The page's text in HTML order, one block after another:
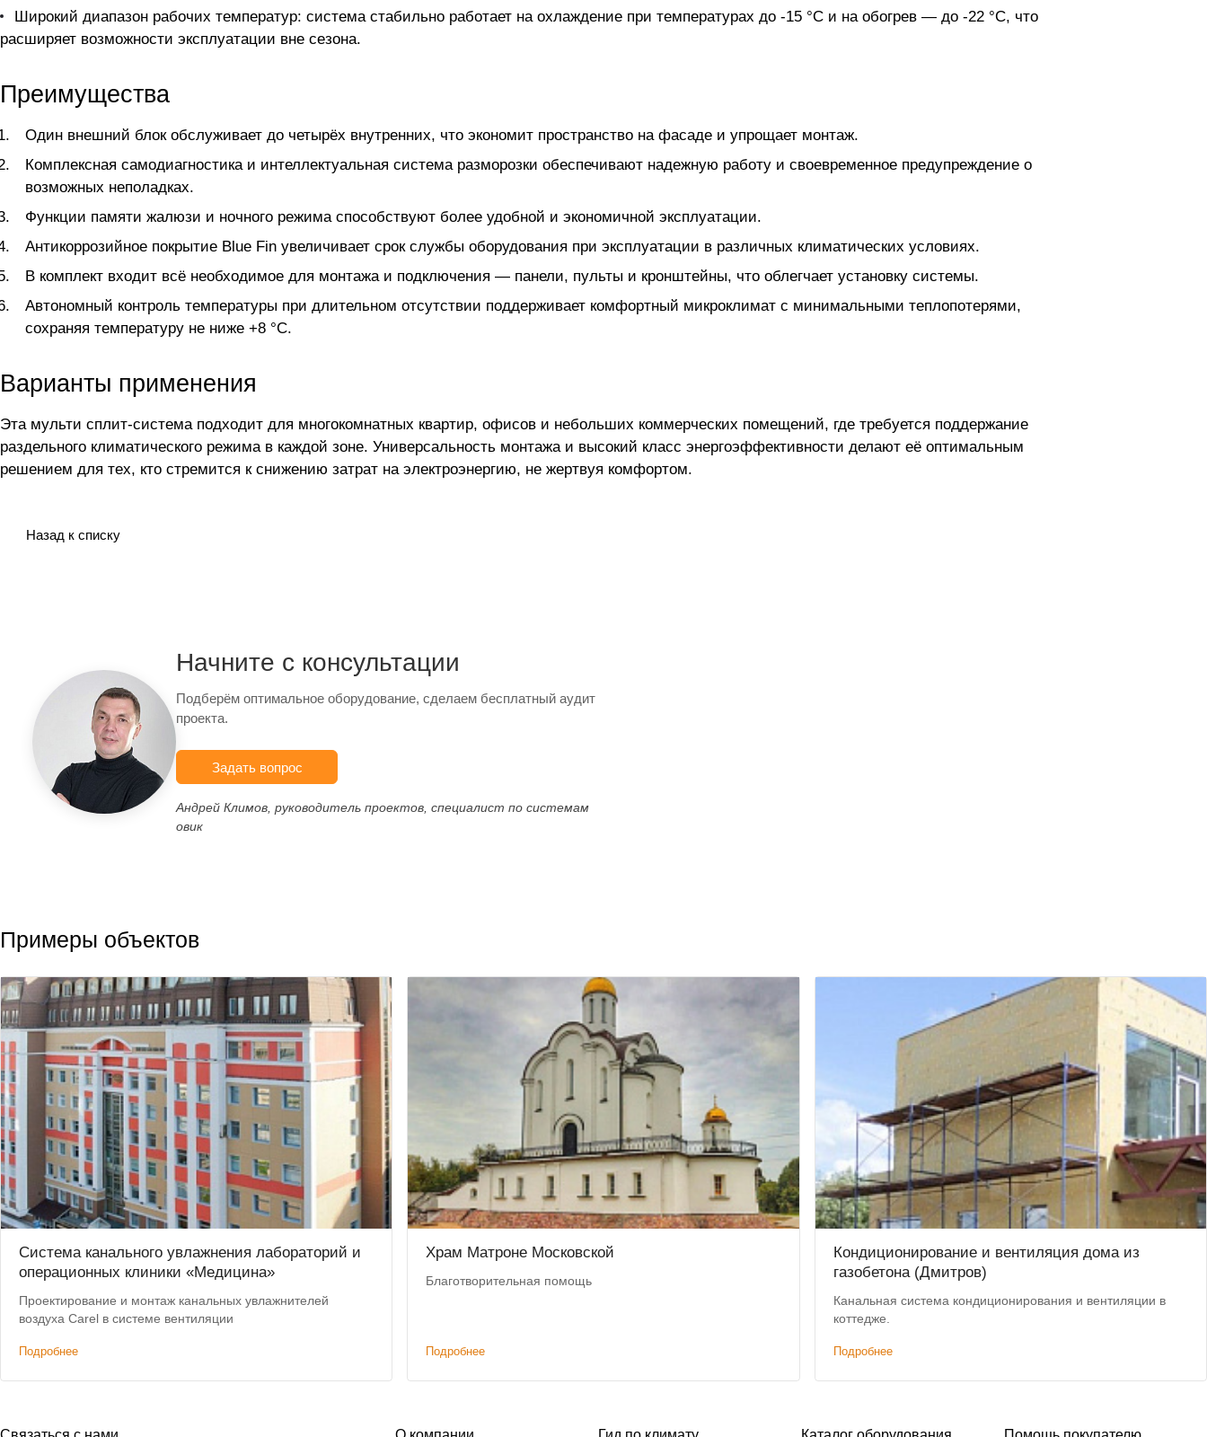
Широкий диапазон рабочих температур: система стабильно работает на охлаждение при температурах до -15 °C и на обогрев — до -22 °C, что
расширяет возможности эксплуатации вне сезона.
Преимущества
Один внешний блок обслуживает до четырёх внутренних, что экономит пространство на фасаде и упрощает монтаж.
Комплексная самодиагностика и интеллектуальная система разморозки обеспечивают надежную работу и своевременное предупреждение о
возможных неполадках.
Функции памяти жалюзи и ночного режима способствуют более удобной и экономичной эксплуатации.
Антикоррозийное покрытие Blue Fin увеличивает срок службы оборудования при эксплуатации в различных климатических условиях.
В комплект входит всё необходимое для монтажа и подключения — панели, пульты и кронштейны, что облегчает установку системы.
Автономный контроль температуры при длительном отсутствии поддерживает комфортный микроклимат с минимальными теплопотерями,
сохраняя температуру не ниже +8 °C.
Варианты применения
Эта мульти сплит-система подходит для многокомнатных квартир, офисов и небольших коммерческих помещений, где требуется поддержание
раздельного климатического режима в каждой зоне. Универсальность монтажа и высокий класс энергоэффективности делают её оптимальным
решением для тех, кто стремится к снижению затрат на электроэнергию, не жертвуя комфортом.
Назад к списку
Начните с консультации
Подберём оптимальное оборудование, сделаем бесплатный аудит
проекта.
Задать вопрос
Андрей Климов, руководитель проектов, специалист по системам
овик
Примеры объектов
Система канального увлажнения лабораторий и
операционных клиники «Медицина»
Проектирование и монтаж канальных увлажнителей
воздуха Carel в системе вентиляции
Подробнее
Храм Матроне Московской
Благотворительная помощь
Подробнее
Кондиционирование и вентиляция дома из
газобетона (Дмитров)
Канальная система кондиционирования и вентиляции в
коттедже.
Подробнее